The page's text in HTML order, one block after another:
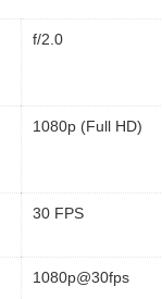
f/2.0
1080p (Full HD)
30 FPS
1080p@30fps